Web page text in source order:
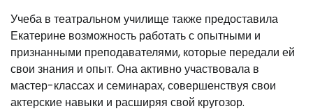
Учеба в театральном училище также предоставила
Екатерине возможность работать с опытными и
признанными преподавателями, которые передали ей
свои знания и опыт. Она активно участвовала в
мастер-классах и семинарах, совершенствуя свои
актерские навыки и расширяя свой кругозор.